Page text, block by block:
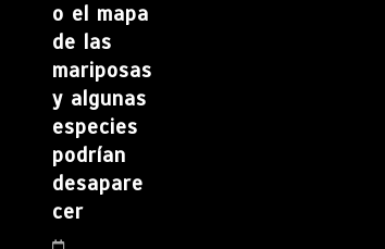
o el mapa
de las
mariposas
y algunas
especies
podrían
desapare
cer